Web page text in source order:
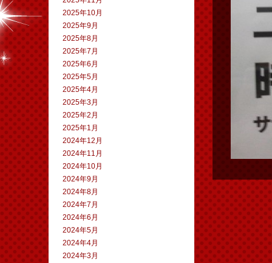
2025年10月
2025年9月
2025年8月
2025年7月
2025年6月
2025年5月
2025年4月
2025年3月
2025年2月
2025年1月
2024年12月
2024年11月
2024年10月
2024年9月
2024年8月
2024年7月
2024年6月
2024年5月
2024年4月
2024年3月